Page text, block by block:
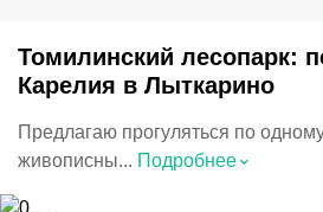
Томилинский лесопарк:
Карелия в Лыткарино
Предлагаю прогуляться по
живописны... Подробнее⌃